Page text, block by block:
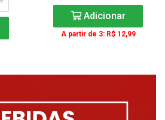
Adicionar
A partir de 3: R$ 12,99